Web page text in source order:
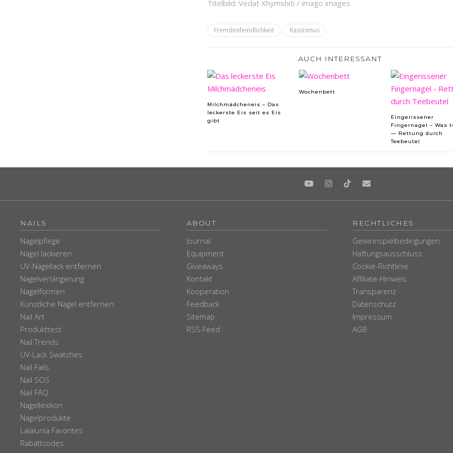
Titelbild: Vedat Xhymshiti / imago images
Fremdenfeindlichkeit Rassismus
AUCH INTERESSANT
Milchmädcheneis – Das
leckerste Eis seit es Eis
gibt
Wochenbett
Eingerissener
Fingernagel – Was
— Rettung durch
Teebeutel
NAILS
Nagelpflege
Nägel lackieren
UV-Nagellack entfernen
Nagelverlängerung
Nagelformen
Künstliche Nägel entfernen
Nail Art
Produkttest
Nail Trends
UV-Lack Swatches
Nail Fails
Nail SOS
Nail FAQ
Nagellexikon
Nagelprodukte
Lalalunia Favorites
Rabattcodes
ABOUT
Journal
Equipment
Giveaways
Kontakt
Kooperation
Feedback
Sitemap
RSS-Feed
RECHTLICHES
Gewinnspielbedingungen
Haftungsausschluss
Cookie-Richtlinie
Affiliate-Hinweis
Transparenz
Datenschutz
Impressum
AGB